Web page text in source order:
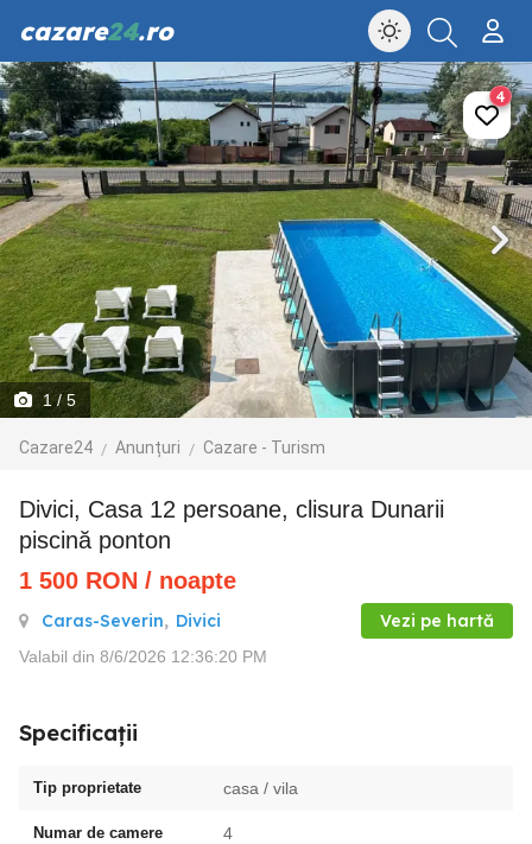
cazare24.ro
1/ 5
Cazare24 Anunțuri Cazare - Turism
4
Divici, Casa 12 persoane, clisura Dunarii
piscină ponton
1 500 RON / noapte
Caras-Severin, Divici Vezi pe hartă
Valabil din 8/6/2026 12:36:20 PM
Specificații
Tip proprietate casa / vila
Numar de camere 4